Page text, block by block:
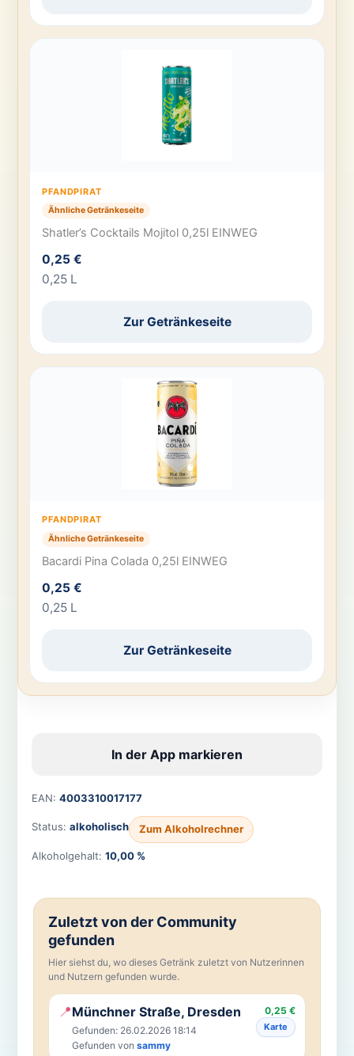
PFANDPIRAT
Ähnliche Getränkeseite
Shatler’s Cocktails Mojitol 0,25l EINWEG
0,25 €
0,25 L
Zur Getränkeseite
PFANDPIRAT
Ähnliche Getränkeseite
Bacardi Pina Colada 0,25l EINWEG
0,25 €
0,25 L
Zur Getränkeseite
In der App markieren
EAN: 4003310017177
Status: alkoholisch Zum Alkoholrechner
Alkoholgehalt: 10,00 %
Zuletzt von der Community
gefunden
Hier siehst du, wo dieses Getränk zuletzt von Nutzerinnen
und Nutzern gefunden wurde.
📍Münchner Straße, Dresden
Gefunden: 26.02.2026 18:14
Gefunden von sammy
0,25 €
Karte